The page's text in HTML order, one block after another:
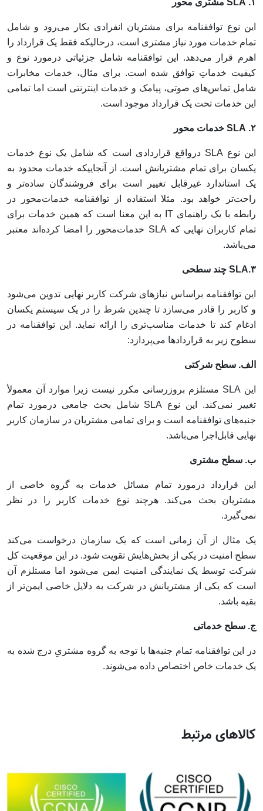
۱. SLA مشتری محور
این نوع توافقنامه برای مشتریان انفرادی بکار می‌رود و شامل
تمام خدمات مورد نیاز مشتری است، درحالیکه فقط یک قرارداد را
اهرم‌ قرار می‌دهد. این توافقنامه شامل جزئیاتی درمورد نوع و
کیفیت خدماتِ توافق‌ شده است. برای مثال، خدمات مخابرات
شامل تماس‌های صوتی، پیامک و خدمات اینترنتی است اما تمامی
این خدمات تحت یک قرارداد موجود است.
۲. SLA خدمات محور
این نوع SLA درواقع قراردادی است که شامل یک نوع خدمات
یکسان برای تمام مشتریانش است. از آنجاییکه خدمات محدود به
یک استاندارد غیرقابل تغییر است برای فروشندگان ساده‌تر و
راحت‌تر خواهد بود. مثلا استفاده از توافقنامه‌ خدمات‌محور در
رابطه با یک راهنمای IT به این معنا است که همین خدمات برای
تمام کاربران نهایی که SLA خدمات‌محور را امضا کرده‌اند معتبر
می‌باشد.
۳.SLA چند سطحی
این توافقنامه براساس نیازهای شرکت کاربر نهایی تدوین می‌شود
و کاربر را قادر می‌سازد تا چندین شرط را در یک سیستم یکسان
ادغام کند تا خدمات مناسب‌تری را ارائه نماید. این توافقنامه در
سطوح زیر به قراردادها می‌پردازد:
الف. سطح شرکتی
این SLA مستلزم بروزرسانی مکرر نیست زیرا موارد آن معمولأ
تغییر نمی‌کند. این نوع SLA شامل بحث جامعی درمورد تمام
جنبه‌های توافقنامه است و برای تمامی مشتریان در سازمان کاربر
نهایی قابل‌اجرا می‌باشد.
ب. سطح مشتری
این قرارداد درمورد تمام مسائل خدمات به گروه خاصی از
مشتریان بحث می‌کند. هرچند نوع خدمات کاربر را در نظر
نمی‌گیرد.
یک مثال از آن زمانی است که یک سازمان درخواست می‌کند
سطح امنیت در یکی از بخش‌هایش تقویت شود. در این موقعیت کل
شرکت توسط یک نمایندگی امنیت ایمن می‌شود اما مستلزم آن
است که یکی از مشتریانش در شرکت به دلایل خاصی ایمن‌تر از
بقیه باشد.
ج. سطح خدماتی
در این توافقنامه تمام جنبه‌ها با توجه به گروه مشتریِ درج شده به
یک خدمات خاص اختصاص داده می‌شوند.
کالاهای مرتبط